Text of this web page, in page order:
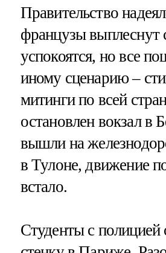
Правительство
французы выплеснут
успокоятся, но все
иному сценарию –
митинги по всей
остановлен вокзал в
вышли на
в Тулоне, движение
встало.
Студенты с полицией